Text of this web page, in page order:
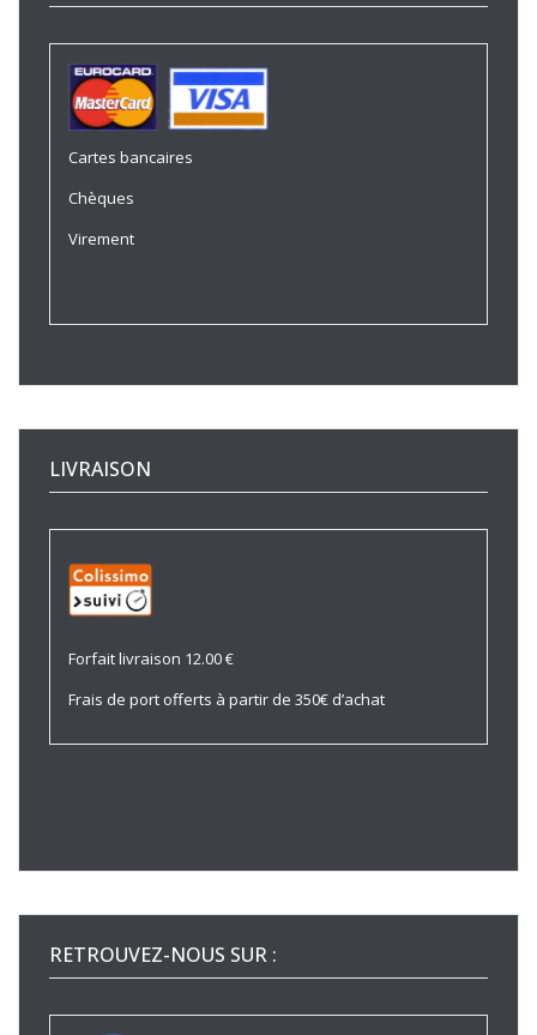
Cartes bancaires
Chèques
Virement
LIVRAISON
Forfait livraison 12.00 €
Frais de port offerts à partir de 350€ d’achat
RETROUVEZ-NOUS SUR :